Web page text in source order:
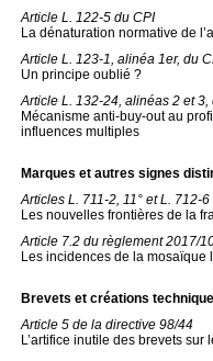
Article L. 122-5 du CPI
La dénaturation normative de
Article L. 123-1, alinéa 1er, du
Un principe oublié ?
Article L. 132-24, alinéas 2 et 3,
Mécanisme anti-buy-out au
influences multiples
Marques et autres signes
Articles L. 711-2, 11° et L. 712-
Les nouvelles frontières de la
Article 7.2 du règlement 2017/
Les incidences de la mosaïque
Brevets et créations
Article 5 de la directive 98/44
L’artifice inutile des brevets sur